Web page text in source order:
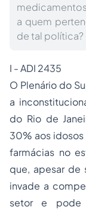
a quem
de tal política?
I - ADI 2435
O Plenário do
a
do Rio de
30% aos
farmácias no
que, apesar de
invade a
setor e pode